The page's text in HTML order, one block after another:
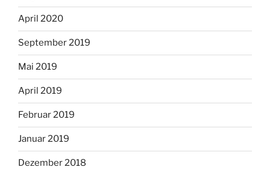
April 2020
September 2019
Mai 2019
April 2019
Februar 2019
Januar 2019
Dezember 2018